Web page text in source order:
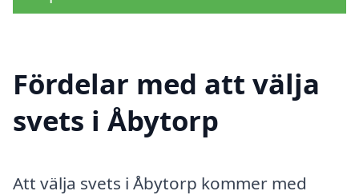
Fördelar med att välja
svets i Åbytorp
Att välja svets i Åbytorp kommer med